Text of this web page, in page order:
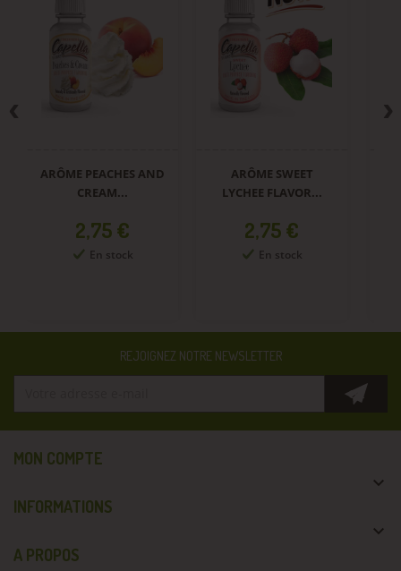
ARÔME PEACHES AND
CREAM...
Prix
2,75 €
En stock
ARÔME SWEET
LYCHEE FLAVOR...
Prix
2,75 €
En stock
REJOIGNEZ NOTRE NEWSLETTER
MON COMPTE

INFORMATIONS

A PROPOS